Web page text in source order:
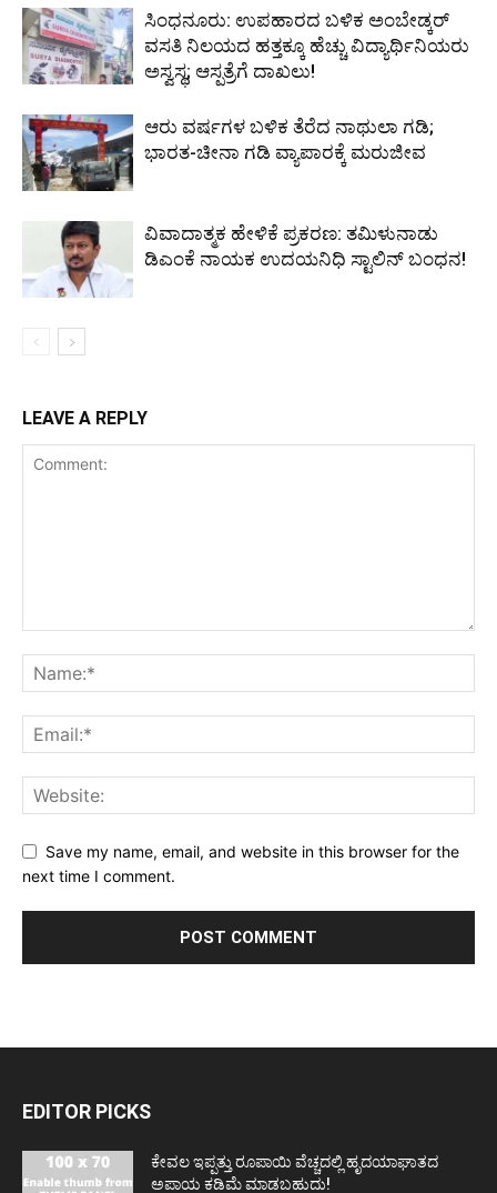
ಸಿಂಧನೂರು: ಉಪಹಾರದ ಬಳಿಕ ಅಂಬೇಡ್ಕರ್
ವಸತಿ ನಿಲಯದ ಹತ್ತಕ್ಕೂ ಹೆಚ್ಚು ವಿದ್ಯಾರ್ಥಿನಿಯರು
ಅಸ್ವಸ್ಥ; ಆಸ್ಪತ್ರೆಗೆ ದಾಖಲು!
ಆರು ವರ್ಷಗಳ ಬಳಿಕ ತೆರೆದ ನಾಥುಲಾ ಗಡಿ;
ಭಾರತ-ಚೀನಾ ಗಡಿ ವ್ಯಾಪಾರಕ್ಕೆ ಮರುಜೀವ
ವಿವಾದಾತ್ಮಕ ಹೇಳಿಕೆ ಪ್ರಕರಣ: ತಮಿಳುನಾಡು
ಡಿಎಂಕೆ ನಾಯಕ ಉದಯನಿಧಿ ಸ್ಟಾಲಿನ್ ಬಂಧನ!
LEAVE A REPLY
Save my name, email, and website in this browser for the
next time I comment.
EDITOR PICKS
ಕೇವಲ ಇಪ್ಪತ್ತು ರೂಪಾಯಿ ವೆಚ್ಚದಲ್ಲಿ ಹೃದಯಾಘಾತದ
ಅಪಾಯ ಕಡಿಮೆ ಮಾಡಬಹುದು!